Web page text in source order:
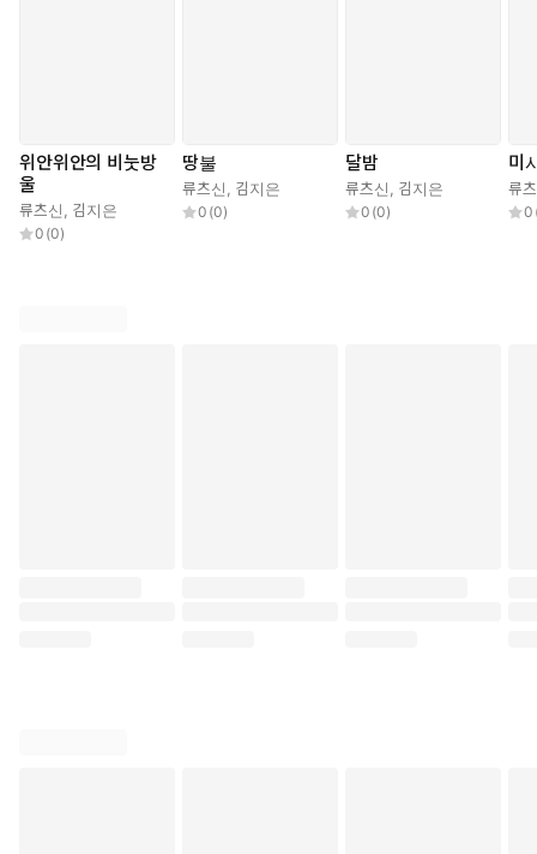
위안위안의 비눗방
울
류츠신 김지은
0 (0)
땅불
류츠신 김지은
0 (0)
달밤
류츠신 김지은
0 (0)
미
류
0